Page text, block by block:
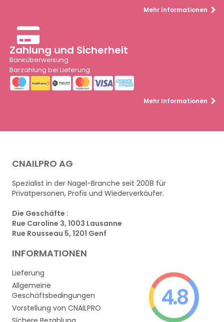
Mehr Informationen
Zahlung und Sicherheit
Banküberweisung
Barzahlung bei Lieferung
Mehr Informationen
CNAILPRO AG
Spezialist in der Nagel-Branche seit 2008 für
Privatpersonen, Profis und Wiederverkäufer.
Die Geschäfte :
Rue Caroline 3, 1003 Lausanne
Rue Rousseau 5, 1201 Genf
INFORMATIONEN
Lieferung
Allgemeine
Geschäftsbedingungen
Vorstellung von CNAILPRO
4.8